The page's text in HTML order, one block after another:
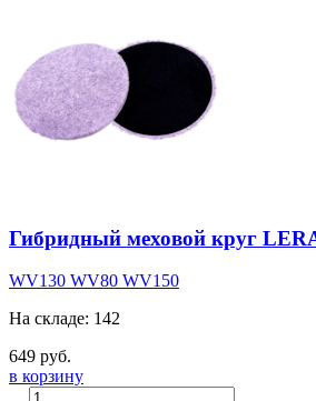
Гибридный меховой круг
WV130 WV80 WV150
На складе: 142
649 руб.
в корзину